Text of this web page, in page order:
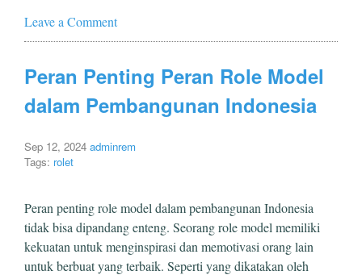
Leave a Comment
Peran Penting Peran Role Model
dalam Pembangunan Indonesia
Sep 12, 2024 adminrem
Tags: rolet
Peran penting role model dalam pembangunan Indonesia
tidak bisa dipandang enteng. Seorang role model memiliki
kekuatan untuk menginspirasi dan memotivasi orang lain
untuk berbuat yang terbaik. Seperti yang dikatakan oleh